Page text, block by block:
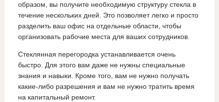
образом, вы получите необходимую структуру стекла в
течение нескольких дней. Это позволяет легко и просто
разделить ваш офис на отдельные области, чтобы
организовать рабочие места для ваших сотрудников.
Стеклянная перегородка устанавливается очень
быстро. Для этого вам даже не нужны специальные
знания и навыки. Кроме того, вам не нужно получать
какие-либо разрешения и вам не нужно тратить время
на капитальный ремонт.